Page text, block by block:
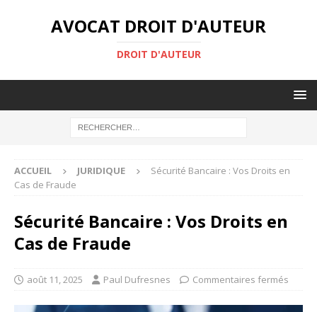
AVOCAT DROIT D'AUTEUR
DROIT D'AUTEUR
ACCUEIL JURIDIQUE
Sécurité Bancaire : Vos Droits en
Cas de Fraude
Sécurité Bancaire : Vos Droits en
Cas de Fraude
août 11, 2025 Paul Dufresnes Commentaires fermés